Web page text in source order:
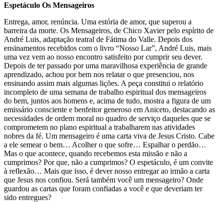
Espetáculo Os Mensageiros
Entrega, amor, renúncia. Uma estória de amor, que superou a
barreira da morte. Os Mensageiros, de Chico Xavier pelo espírito de
André Luis, adaptação teatral de Fátima do Valle. Depois dos
ensinamentos recebidos com o livro “Nosso Lar”, André Luis, mais
uma vez vem ao nosso encontro satisfeito por cumprir seu dever.
Depois de ter passado por uma maravilhosa experiência de grande
aprendizado, achou por bem nos relatar o que presenciou, nos
ensinando assim mais algumas lições. A peça constitui o relatório
incompleto de uma semana de trabalho espiritual dos mensageiros
do bem, juntos aos homens e, acima de tudo, mostra a figura de um
emissário consciente e benfeitor generoso em Aniceto, destacando as
necessidades de ordem moral no quadro de serviço daqueles que se
comprometem no plano espiritual a trabalharem nas atividades
nobres da fé. Um mensageiro é uma carta viva de Jesus Cristo. Cabe
a ele semear o bem… Acolher o que sofre… Espalhar o perdão…
Mas o que acontece, quando recebemos esta missão e não a
cumprimos? Por que, não a cumprimos? O espetáculo, é um convite
à reflexão… Mais que isso, é dever nosso entregar ao irmão a carta
que Jesus nos confiou. Será também você um mensageiro? Onde
guardou as cartas que foram confiadas a você e que deveriam ter
sido entregues?